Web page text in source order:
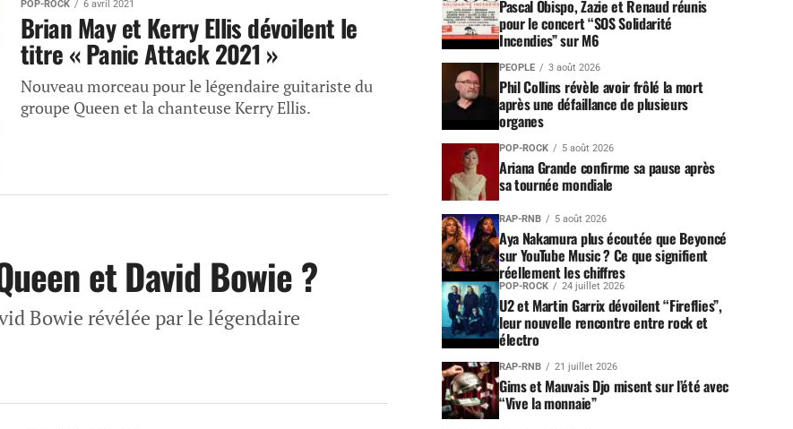
POP-ROCK 6 avril 2021
Brian May et Kerry Ellis dévoilent le
titre « Panic Attack 2021 »
Nouveau morceau pour le légendaire guitariste du
groupe Queen et la chanteuse Kerry Ellis.
et David Bowie ?
Bowie révélée par le légendaire
Pascal Obispo, Zazie et Renaud réunis
pour le concert “SOS Solidarité
Incendies” sur M6
PEOPLE 3 août 2026
Phil Collins révèle avoir frôlé la mort
après une défaillance de plusieurs
organes
POP-ROCK 5 août 2026
Ariana Grande confirme sa pause après
sa tournée mondiale
RAP-RNB 5 août 2026
Aya Nakamura plus écoutée que Beyoncé
sur YouTube Music ? Ce que signifient
réellement les chiffres
POP-ROCK 24 juillet 2026
U2 et Martin Garrix dévoilent “Fireflies”,
leur nouvelle rencontre entre rock et
électro
RAP-RNB 21 juillet 2026
Gims et Mauvais Djo misent sur l’été avec
“Vive la monnaie”